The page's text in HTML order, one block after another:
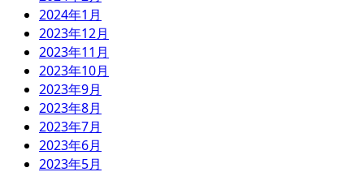
2024年1月
2023年12月
2023年11月
2023年10月
2023年9月
2023年8月
2023年7月
2023年6月
2023年5月